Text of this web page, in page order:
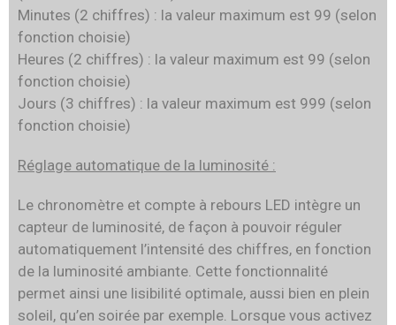
Minutes (2 chiffres) : la valeur maximum est 99 (selon
fonction choisie)
Heures (2 chiffres) : la valeur maximum est 99 (selon
fonction choisie)
Jours (3 chiffres) : la valeur maximum est 999 (selon
fonction choisie)
Réglage automatique de la luminosité :
Le chronomètre et compte à rebours LED intègre un
capteur de luminosité, de façon à pouvoir réguler
automatiquement l’intensité des chiffres, en fonction
de la luminosité ambiante. Cette fonctionnalité
permet ainsi une lisibilité optimale, aussi bien en plein
soleil, qu’en soirée par exemple. Lorsque vous activez